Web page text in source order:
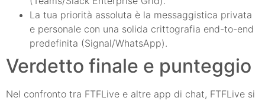
La tua priorità assoluta è la messaggistica privata
e personale con una solida crittografia end-to-end
predefinita (Signal/WhatsApp).
Verdetto finale e punteggio
Nel confronto tra FTFLive e altre app di chat, FTFLive si